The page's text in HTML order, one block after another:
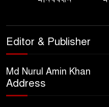
গভীর শ্রদ্ধা নিবেদন
Editor & Publisher
Md Nurul Amin Khan
Address